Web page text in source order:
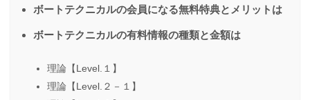
ボートテクニカルの会員になる無料特典とメリットは
ボートテクニカルの有料情報の種類と金額は
理論【Level.１】
理論【Level.２－１】